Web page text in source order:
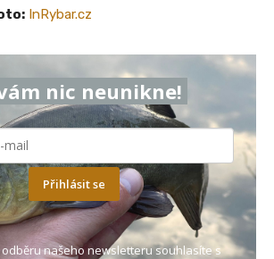
InRybar.cz
nic neunikne!
Přihlásit se
odběru našeho newsletteru souhlasíte s